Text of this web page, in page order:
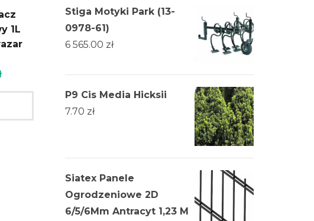
1L
Stiga Motyki Park (13-
0978-61)
6 565.00 zł
P9 Cis Media Hicksii
7.70 zł
Siatex Panele
Ogrodzeniowe 2D
6/5/6Mm Antracyt 1,23 M